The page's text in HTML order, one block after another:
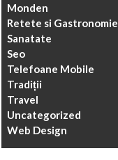
Monden
Retete si Gastronomie
Sanatate
Seo
Telefoane Mobile
Tradiții
Travel
Uncategorized
Web Design